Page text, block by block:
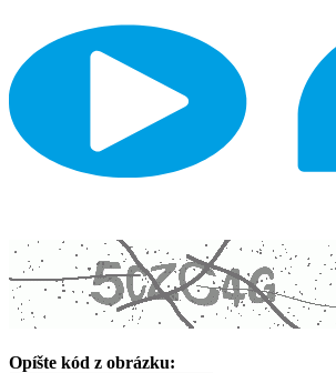
Opíšte kód z obrázku: